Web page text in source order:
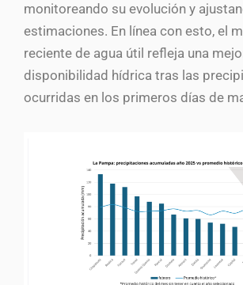
monitoreando su evolución y
estimaciones. En línea con esto, el
reciente de agua útil refleja una
disponibilidad hídrica tras las
ocurridas en los primeros días de